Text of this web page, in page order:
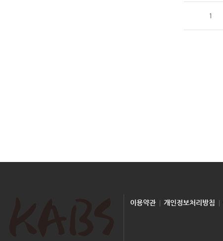
1
이용약관 개인정보처리방침